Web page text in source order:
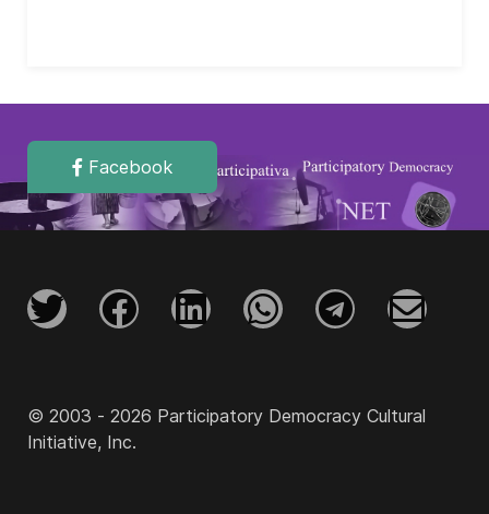
Facebook
© 2003 - 2026 Participatory Democracy Cultural
Initiative, Inc.